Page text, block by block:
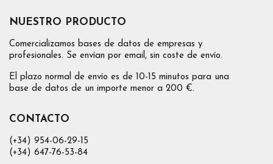
NUESTRO PRODUCTO
Comercializamos bases de datos de empresas y
profesionales. Se envían por email, sin coste de envío.
El plazo normal de envío es de 10-15 minutos para una
base de datos de un importe menor a 200 €.
CONTACTO
(+34) 954-06-29-15
(+34) 647-76-53-84